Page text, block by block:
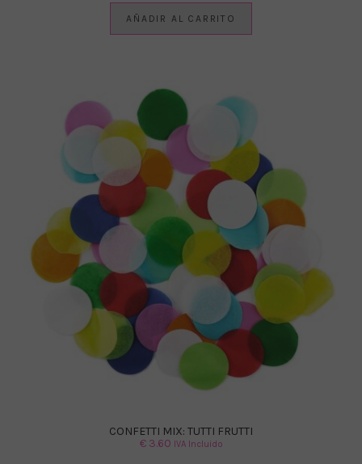
AÑADIR AL CARRITO
CONFETTI MIX: TUTTI FRUTTI
€3.60 IVA Incluido